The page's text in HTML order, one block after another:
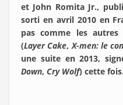
et John Romita Jr.,
sorti en avril 2010 en
pas comme les
(Layer Cake,X-men: le
une suite en 2013,
Down, Cry Wolf) cette fois.